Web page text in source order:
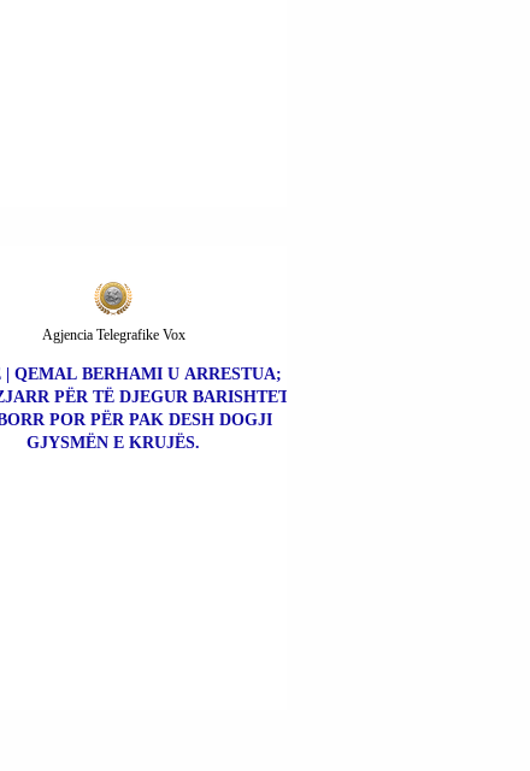
| QEMAL BERHAMI U ARRESTUA;
PËR TË DJEGUR BARISHTET
POR PËR PAK DESH DOGJI
GJYSMËN E KRUJËS.
Agjencia Telegrafike Vox